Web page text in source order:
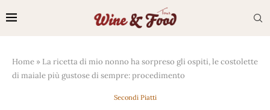
Home » La ricetta di mio nonno ha sorpreso gli ospiti, le costolette
di maiale più gustose di sempre: procedimento
Secondi Piatti